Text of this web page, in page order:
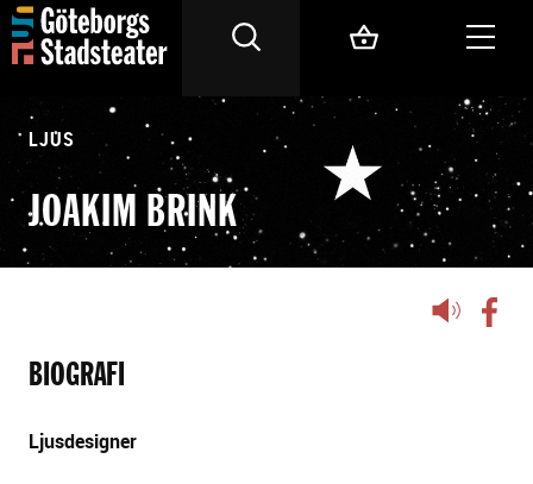
LJUS
JOAKIM BRINK
Lyssna
BIOGRAFI
Ljusdesigner